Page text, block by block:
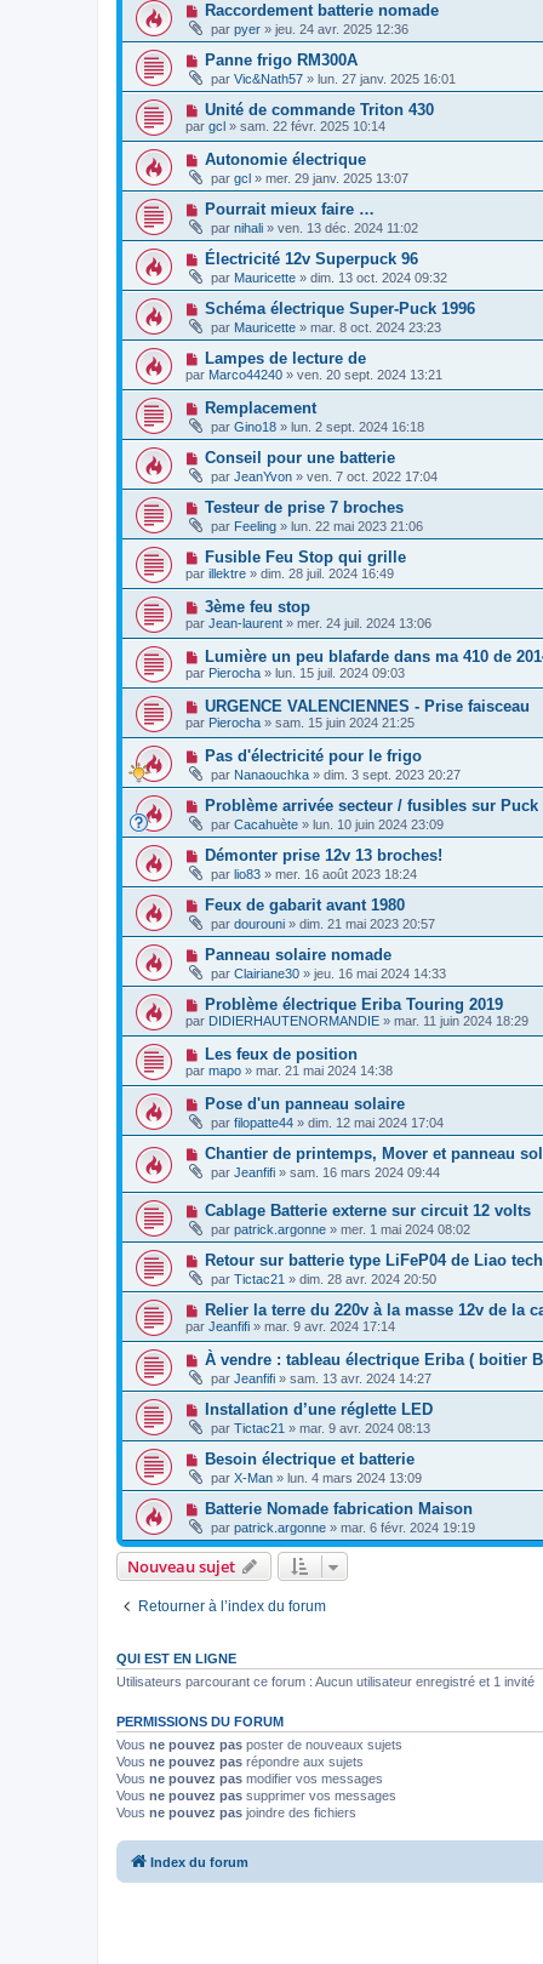
Raccordement batterie nomade
par pyer » jeu. 24 avr. 2025 12:36
Panne frigo RM300A
par Vic&Nath57 » lun. 27 janv. 2025 16:01
Unité de commande Triton 430
par gcl » sam. 22 févr. 2025 10:14
Autonomie électrique
par gcl » mer. 29 janv. 2025 13:07
Pourrait mieux faire …
par nihali » ven. 13 déc. 2024 11:02
Électricité 12v Superpuck 96
par Mauricette » dim. 13 oct. 2024 09:32
Schéma électrique Super-Puck 1996
par Mauricette » mar. 8 oct. 2024 23:23
Lampes de lecture de
par Marco44240 » ven. 20 sept. 2024 13:21
Remplacement
par Gino18 » lun. 2 sept. 2024 16:18
Conseil pour une batterie
par JeanYvon » ven. 7 oct. 2022 17:04
Testeur de prise 7 broches
par Feeling » lun. 22 mai 2023 21:06
Fusible Feu Stop qui grille
par illektre » dim. 28 juil. 2024 16:49
3ème feu stop
par Jean-laurent » mer. 24 juil. 2024 13:06
Lumière un peu blafarde dans ma 410 de
par Pierocha » lun. 15 juil. 2024 09:03
URGENCE VALENCIENNES - Prise faisceau
par Pierocha » sam. 15 juin 2024 21:25
Pas d'électricité pour le frigo
par Nanaouchka » dim. 3 sept. 2023 20:27
Problème arrivée secteur / fusibles sur Puck
par Cacahuète » lun. 10 juin 2024 23:09
Démonter prise 12v 13 broches!
par lio83 » mer. 16 août 2023 18:24
Feux de gabarit avant 1980
par dourouni » dim. 21 mai 2023 20:57
Panneau solaire nomade
par Clairiane30 » jeu. 16 mai 2024 14:33
Problème électrique Eriba Touring 2019
par DIDIERHAUTENORMANDIE » mar. 11 juin 2024 18:29
Les feux de position
par mapo » mar. 21 mai 2024 14:38
Pose d'un panneau solaire
par filopatte44 » dim. 12 mai 2024 17:04
Chantier de printemps, Mover et panneau
par Jeanfifi » sam. 16 mars 2024 09:44
Cablage Batterie externe sur circuit 12 volts
par patrick.argonne » mer. 1 mai 2024 08:02
Retour sur batterie type LiFeP04 de Liao
par Tictac21 » dim. 28 avr. 2024 20:50
Relier la terre du 220v à la masse 12v de la
par Jeanfifi » mar. 9 avr. 2024 17:14
À vendre : tableau électrique Eriba ( boitier
par Jeanfifi » sam. 13 avr. 2024 14:27
Installation d’une réglette LED
par Tictac21 » mar. 9 avr. 2024 08:13
Besoin électrique et batterie
par X-Man » lun. 4 mars 2024 13:09
Batterie Nomade fabrication Maison
par patrick.argonne » mar. 6 févr. 2024 19:19
Nouveau sujet
Retourner à l’index du forum
QUI EST EN LIGNE
Utilisateurs parcourant ce forum : Aucun utilisateur enregistré et 1 invité
PERMISSIONS DU FORUM
Vous ne pouvez pas poster de nouveaux sujets
Vous ne pouvez pas répondre aux sujets
Vous ne pouvez pas modifier vos messages
Vous ne pouvez pas supprimer vos messages
Vous ne pouvez pas joindre des fichiers
Index du forum